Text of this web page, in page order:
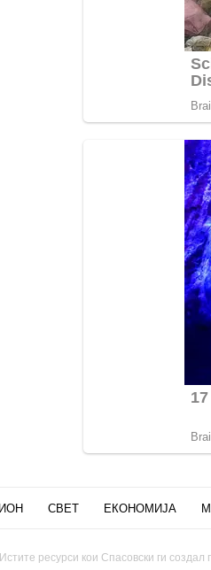
СВЕТ ЕКОНОМИЈА
ресурси кои Спасовски ги создал